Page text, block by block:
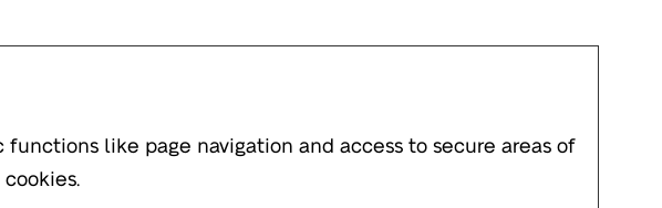
like page navigation and access to secure areas of